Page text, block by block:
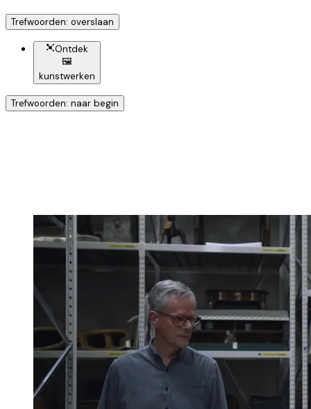
Trefwoorden: overslaan
Ontdek
🖼️
kunstwerken
Trefwoorden: naar begin